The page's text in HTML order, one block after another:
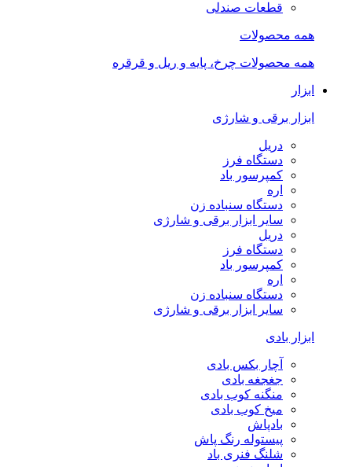
قطعات صندلی
همه محصولات
همه محصولات چرخ، پایه و ریل و قرقره
ابزار
ابزار برقی و شارژی
دریل
دستگاه فرز
کمپرسور باد
اره
دستگاه سنباده زن
سایر ابزار برقی و شارژی
دریل
دستگاه فرز
کمپرسور باد
اره
دستگاه سنباده زن
سایر ابزار برقی و شارژی
ابزار بادی
آچار بکس بادی
جغجغه بادی
منگنه کوب بادی
میخ کوب بادی
بادپاش
پیستوله رنگ پاش
شلنگ فنری باد